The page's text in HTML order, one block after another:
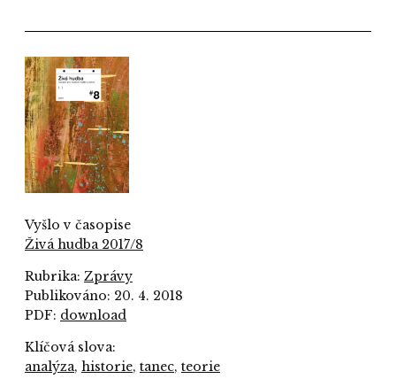
Vyšlo v časopise
Živá hudba 2017/8
Rubrika: Zprávy
Publikováno: 20. 4. 2018
PDF: download
Klíčová slova:
analýza, historie, tanec, teorie